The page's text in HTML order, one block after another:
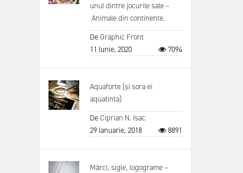
unul dintre jocurile sale –
Animale din continente.
DeGraphic Front
11 Iunie, 2020
7094
Aquaforte (și sora ei
aquatinta)
DeCiprian N. Isac
29 Ianuarie, 2018
8891
Mărci, sigle, logograme –